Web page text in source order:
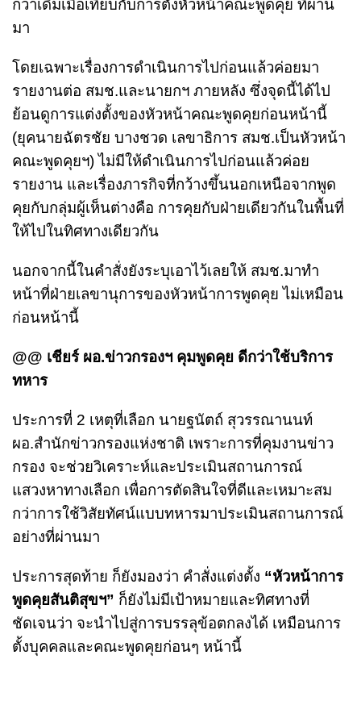
กว่าเดิมเมื่อเทียบกับการตั้งหัวหน้าคณะพูดคุย ที่ผ่าน
มา
โดยเฉพาะเรื่องการดำเนินการไปก่อนแล้วค่อยมา
รายงานต่อ สมช.และนายกฯ ภายหลัง ซึ่งจุดนี้ได้ไป
ย้อนดูการแต่งตั้งของหัวหน้าคณะพูดคุยก่อนหน้านี้
(ยุคนายฉัตรชัย บางชวด เลขาธิการ สมช.เป็นหัวหน้า
คณะพูดคุยฯ) ไม่มีให้ดำเนินการไปก่อนแล้วค่อย
รายงาน และเรื่องภารกิจที่กว้างขึ้นนอกเหนือจากพูด
คุยกับกลุ่มผู้เห็นต่างคือ การคุยกับฝ่ายเดียวกันในพื้นที่
ให้ไปในทิศทางเดียวกัน
นอกจากนี้ในคำสั่งยังระบุเอาไว้เลยให้ สมช.มาทำ
หน้าที่ฝ่ายเลขานุการของหัวหน้าการพูดคุย ไม่เหมือน
ก่อนหน้านี้
@@ เชียร์ ผอ.ข่าวกรองฯ คุมพูดคุย ดีกว่าใช้บริการ
ทหาร
ประการที่ 2 เหตุที่เลือก นายฐนัตถ์ สุวรรณานนท์
ผอ.สำนักข่าวกรองแห่งชาติ เพราะการที่คุมงานข่าว
กรอง จะช่วยวิเคราะห์และประเมินสถานการณ์
แสวงหาทางเลือก เพื่อการตัดสินใจที่ดีและเหมาะสม
กว่าการใช้วิสัยทัศน์แบบทหารมาประเมินสถานการณ์
อย่างที่ผ่านมา
ประการสุดท้าย ก็ยังมองว่า คำสั่งแต่งตั้ง “หัวหน้าการ
พูดคุยสันติสุขฯ” ก็ยังไม่มีเป้าหมายและทิศทางที่
ชัดเจนว่า จะนำไปสู่การบรรลุข้อตกลงได้ เหมือนการ
ตั้งบุคคลและคณะพูดคุยก่อนๆ หน้านี้